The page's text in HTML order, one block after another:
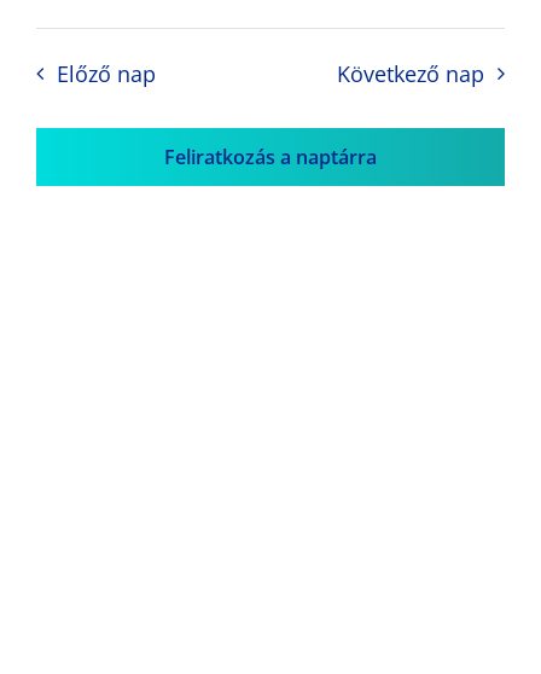
Előző nap Következő nap
Feliratkozás a naptárra